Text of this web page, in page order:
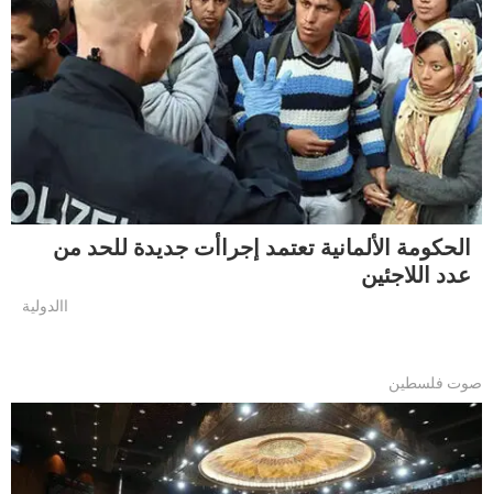
الحكومة الألمانية تعتمد إجراأت جديدة للحد من
عدد اللاجئين
االدولية
صوت فلسطين